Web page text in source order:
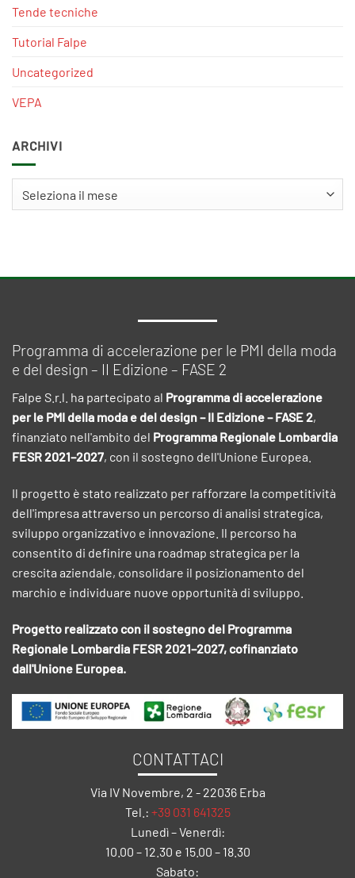
Tende tecniche
Tutorial Falpe
Uncategorized
VEPA
ARCHIVI
Programma di accelerazione per le PMI della moda
e del design – II Edizione – FASE 2
Falpe S.r.l. ha partecipato al Programma di accelerazione
per le PMI della moda e del design – II Edizione – FASE 2,
finanziato nell'ambito del Programma Regionale Lombardia
FESR 2021–2027, con il sostegno dell'Unione Europea.
Il progetto è stato realizzato per rafforzare la competitività
dell'impresa attraverso un percorso di analisi strategica,
sviluppo organizzativo e innovazione. Il percorso ha
consentito di definire una roadmap strategica per la
crescita aziendale, consolidare il posizionamento del
marchio e individuare nuove opportunità di sviluppo.
Progetto realizzato con il sostegno del Programma
Regionale Lombardia FESR 2021–2027, cofinanziato
dall'Unione Europea.
CONTATTACI
Via IV Novembre, 2 - 22036 Erba
Tel.: +39 031 641325
Lunedì – Venerdì:
10.00 – 12.30 e 15.00 – 18.30
Sabato: